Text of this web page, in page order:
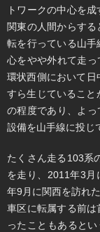
トワークの中心を
関東の人間からす
転を行っている山
心をやや外れて走
環状西側において
すら生じていること
の程度であり、よ
設備を山手線に投じ
たくさん走る103系
を走り、2011年3月
年9月に関西を訪れ
車区に転属する前
ったこともあると